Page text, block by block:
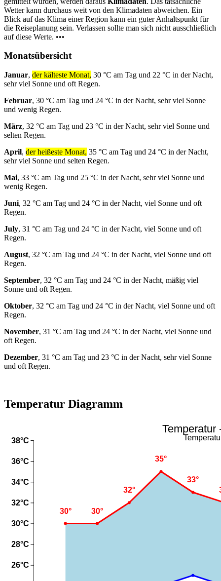
Wetter kann durchaus weit von den Klimadaten abweichen. Ein
Blick auf das Klima einer Region kann ein guter Anhaltspunkt für
die Reiseplanung sein. Verlassen sollte man sich nicht ausschließlich
auf diese Werte. •••
Monatsübersicht
Januar, der kälteste Monat, 30 °C am Tag und 22 °C in der Nacht,
sehr viel Sonne und oft Regen.
Februar, 30 °C am Tag und 24 °C in der Nacht, sehr viel Sonne
und wenig Regen.
März, 32 °C am Tag und 23 °C in der Nacht, sehr viel Sonne und
selten Regen.
April, der heißeste Monat, 35 °C am Tag und 24 °C in der Nacht,
sehr viel Sonne und selten Regen.
Mai, 33 °C am Tag und 25 °C in der Nacht, sehr viel Sonne und
wenig Regen.
Juni, 32 °C am Tag und 24 °C in der Nacht, viel Sonne und oft
Regen.
July, 31 °C am Tag und 24 °C in der Nacht, viel Sonne und oft
Regen.
August, 32 °C am Tag und 24 °C in der Nacht, viel Sonne und oft
Regen.
September, 32 °C am Tag und 24 °C in der Nacht, mäßig viel
Sonne und oft Regen.
Oktober, 32 °C am Tag und 24 °C in der Nacht, viel Sonne und oft
Regen.
November, 31 °C am Tag und 24 °C in der Nacht, viel Sonne und
oft Regen.
Dezember, 31 °C am Tag und 23 °C in der Nacht, sehr viel Sonne
und oft Regen.
Temperatur Diagramm